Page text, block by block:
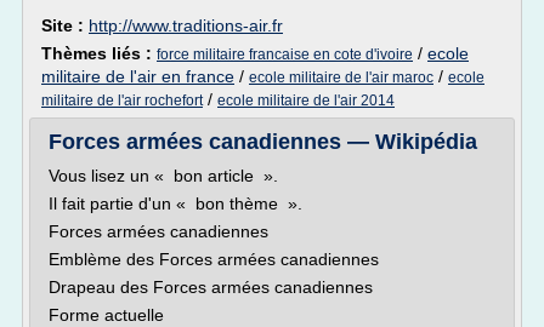
Site : http://www.traditions-air.fr
Thèmes liés : force militaire francaise en cote d'ivoire / ecole
militaire de l'air en france / ecole militaire de l'air maroc / ecole
militaire de l'air rochefort/ ecole militaire de l'air 2014
Forces armées canadiennes — Wikipédia
Vous lisez un « bon article ».
Il fait partie d'un « bon thème ».
Forces armées canadiennes
Emblème des Forces armées canadiennes
Drapeau des Forces armées canadiennes
Forme actuelle